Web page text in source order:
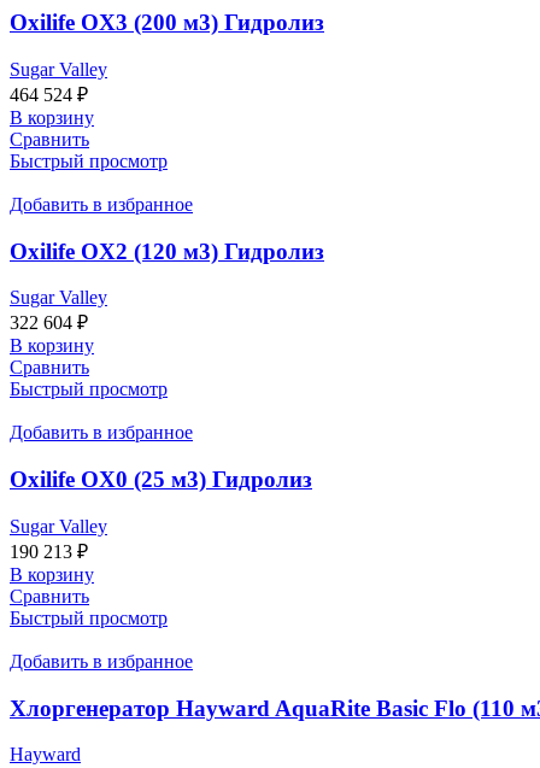
Oxilife OX3 (200 м3) Гидролиз
Sugar Valley
464 524 ₽
В корзину
Сравнить
Быстрый просмотр
Добавить в избранное
Oxilife OX2 (120 м3) Гидролиз
Sugar Valley
322 604 ₽
В корзину
Сравнить
Быстрый просмотр
Добавить в избранное
Oxilife OX0 (25 м3) Гидролиз
Sugar Valley
190 213 ₽
В корзину
Сравнить
Быстрый просмотр
Добавить в избранное
Хлоргенератор Hayward AquaRite Basic Flo (110
Hayward